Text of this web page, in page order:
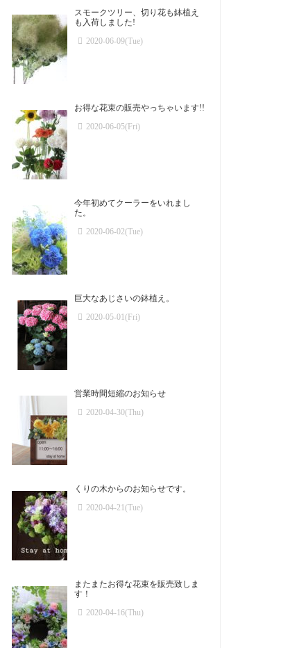
スモークツリー、切り花も鉢植え
も入荷しました!
2020-06-09(Tue)
お得な花束の販売やっちゃいます!!
2020-06-05(Fri)
今年初めてクーラーをいれまし
た。
2020-06-02(Tue)
巨大なあじさいの鉢植え。
2020-05-01(Fri)
営業時間短縮のお知らせ
2020-04-30(Thu)
くりの木からのお知らせです。
2020-04-21(Tue)
またまたお得な花束を販売致しま
す！
2020-04-16(Thu)